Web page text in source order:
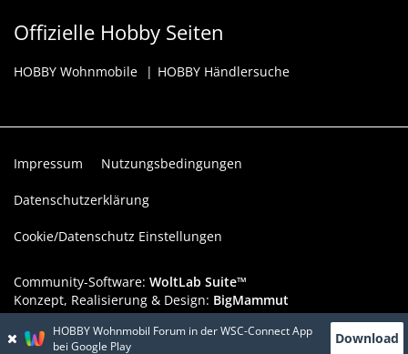
Offizielle Hobby Seiten
HOBBY Wohnmobile HOBBY Händlersuche
Impressum Nutzungsbedingungen
Datenschutzerklärung
Cookie/Datenschutz Einstellungen
Community-Software: WoltLab Suite™
Konzept, Realisierung & Design: BigMammut
Werbelink: Dieser Werbeplatz ist verfügbar!
HOBBY Wohnmobil Forum in der WSC-Connect App
bei Google Play
Download